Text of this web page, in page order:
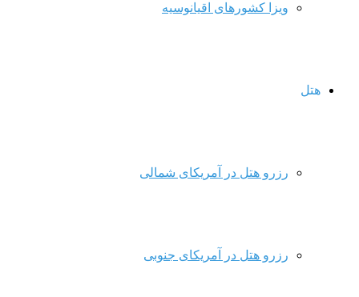
ویزا کشورهای اقیانوسیه
هتل
رزرو هتل در آمریکای شمالی
رزرو هتل در آمریکای جنوبی